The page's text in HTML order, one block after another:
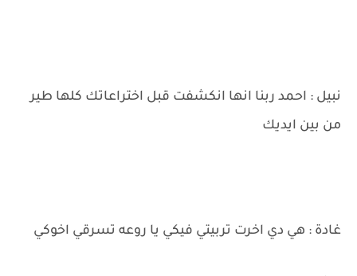
نبيل : احمد ربنا انها انكشفت قبل اختراعاتك كلها طير
من بين ايديك
غادة : هي دي اخرت تربيتي فيكي يا روعه تسرقي اخوكي